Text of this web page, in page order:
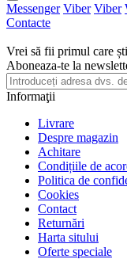
Messenger Viber Viber
Contacte
Vrei să fii primul care
Aboneaza-te la
Informaţii
Livrare
Despre magazin
Achitare
Condițiile de
Politica de
Cookies
Contact
Returnări
Harta sitului
Oferte speciale